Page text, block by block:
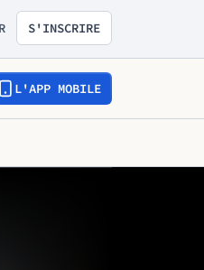
S'INSCRIRE
L'APP MOBILE